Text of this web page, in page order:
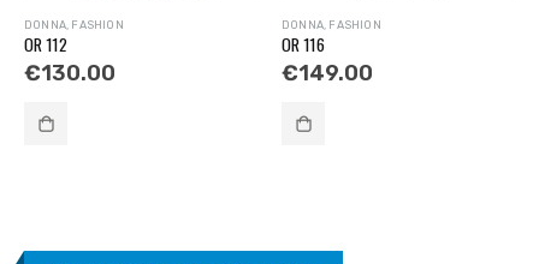
DONNA FASHION
OR 112
€130.00
DONNA FASHION
OR 116
€149.00